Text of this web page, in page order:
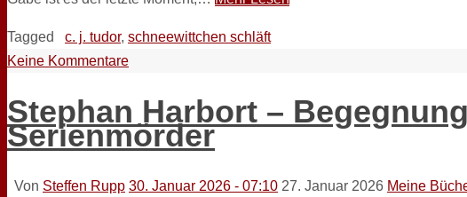
Tagged c. j. tudor, schneewittchen schläft
Keine Kommentare
Stephan Harbort –
Serienmörder
Von Steffen Rupp 30. Januar 2026 - 07:10 27. Januar 2026 Meine